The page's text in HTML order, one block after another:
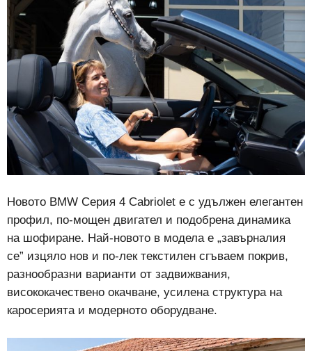
Новото BMW Серия 4 Cabriolet е с удължен елегантен
профил, по-мощен двигател и подобрена динамика
на шофиране. Най-новото в модела е „завърналия
се” изцяло нов и по-лек текстилен сгъваем покрив,
разнообразни варианти от задвижвания,
висококачествено окачване, усилена структура на
каросерията и модерното оборудване.